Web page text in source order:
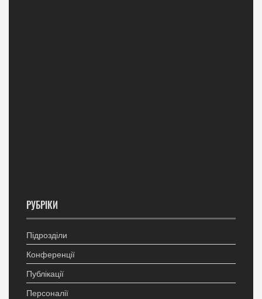
РУБРІКИ
Підрозділи
Конференції
Публікації
Персоналії